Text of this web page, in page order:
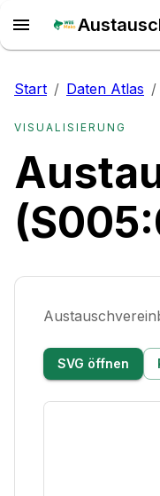
Start / Daten Atlas /
VISUALISIERUNG
SVG öffnen